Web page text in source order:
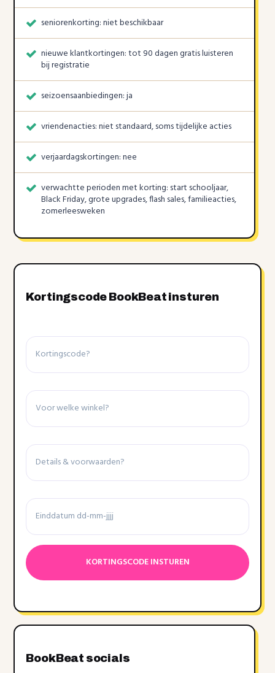
seniorenkorting: niet beschikbaar
nieuwe klantkortingen: tot 90 dagen gratis luisteren
bij registratie
seizoensaanbiedingen: ja
vriendenacties: niet standaard, soms tijdelijke acties
verjaardagskortingen: nee
verwachtte perioden met korting: start schooljaar,
Black Friday, grote upgrades, flash sales, familieacties,
zomerleesweken
Kortingscode BookBeat insturen
Kortingscode
Winkel
Details
voorwaarden
Einddatum
Datumnotatie:DD
dash
MM
dash
BookBeat socials